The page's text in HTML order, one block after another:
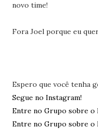
novo time!
Fora Joel porque eu
Espero que você tenha
Segue no Instagram!
Entre no Grupo sobre o
Entre no Grupo sobre o